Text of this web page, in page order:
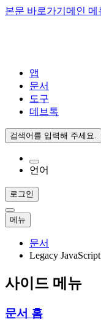
본문 바로가기 메인 메
앱
문서
도구
데브톡
검색어를 입력해 주세요.
언어
로그인
메뉴
문서
Legacy JavaScript
사이드 메뉴
문서 홈